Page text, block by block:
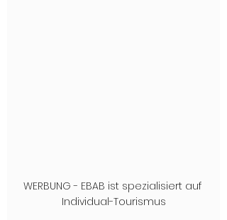
WERBUNG - EBAB ist spezialisiert auf
Individual-Tourismus